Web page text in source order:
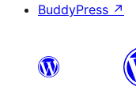
BuddyPress ↗